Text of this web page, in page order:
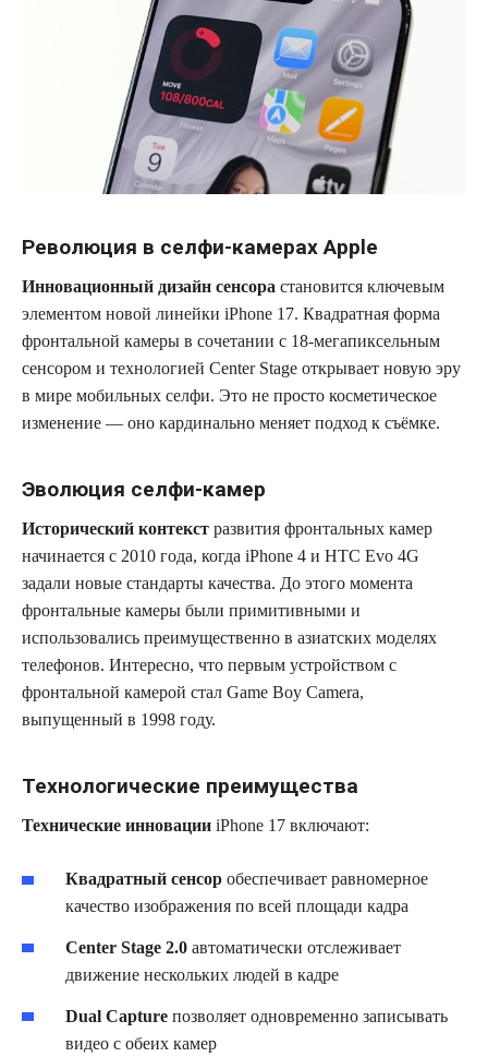
Революция в селфи-камерах Apple
Инновационный дизайн сенсора становится ключевым
элементом новой линейки iPhone 17. Квадратная форма
фронтальной камеры в сочетании с 18-мегапиксельным
сенсором и технологией Center Stage открывает новую эру
в мире мобильных селфи. Это не просто косметическое
изменение — оно кардинально меняет подход к съёмке.
Эволюция селфи-камер
Исторический контекст развития фронтальных камер
начинается с 2010 года, когда iPhone 4 и HTC Evo 4G
задали новые стандарты качества. До этого момента
фронтальные камеры были примитивными и
использовались преимущественно в азиатских моделях
телефонов. Интересно, что первым устройством с
фронтальной камерой стал Game Boy Camera,
выпущенный в 1998 году.
Технологические преимущества
Технические инновации iPhone 17 включают:
Квадратный сенсор обеспечивает равномерное
качество изображения по всей площади кадра
Center Stage 2.0 автоматически отслеживает
движение нескольких людей в кадре
Dual Capture позволяет одновременно записывать
видео с обеих камер